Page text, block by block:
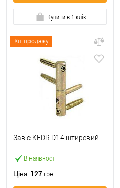
Купити в 1 клік
Хіт продажу
В наявності
Завіс KEDR D14 штиревий
Ціна 127 грн.